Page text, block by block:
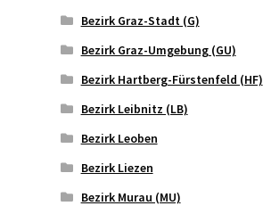
Bezirk Graz-Stadt (G)
Bezirk Graz-Umgebung (GU)
Bezirk Hartberg-Fürstenfeld (HF)
Bezirk Leibnitz (LB)
Bezirk Leoben
Bezirk Liezen
Bezirk Murau (MU)